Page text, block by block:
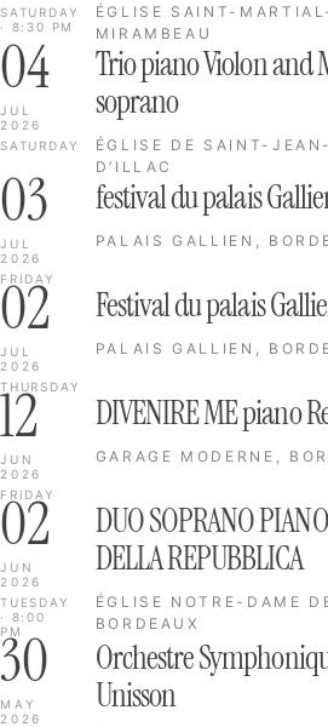
SATURDAY
· 8:30 PM
ÉGLISE SAINT-
MIRAMBEAU
04
JUL
2026
SATURDAY
Trio piano Violon and
soprano
ÉGLISE DE SAINT-JEAN-
D’ILLAC
03
JUL
2026
FRIDAY
festival du palais
PALAIS GALLIEN,
02
JUL
2026
THURSDAY
Festival du palais
PALAIS GALLIEN,
12
JUN
2026
FRIDAY
DIVENIRE ME piano
GARAGE MODERNE,
02
JUN
2026
TUESDAY
· 8:00
PM
DUO SOPRANO
DELLA REPUBBLICA
ÉGLISE NOTRE-DAME
BORDEAUX
30
MAY
2026
Orchestre
Unisson